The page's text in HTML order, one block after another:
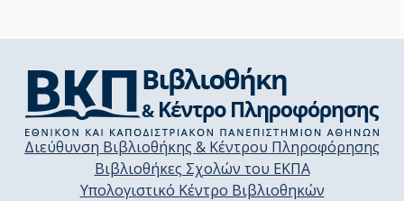
Διεύθυνση Βιβλιοθήκης & Κέντρου Πληροφόρησης
Βιβλιοθήκες Σχολών του ΕΚΠΑ
Υπολογιστικό Κέντρο Βιβλιοθηκών